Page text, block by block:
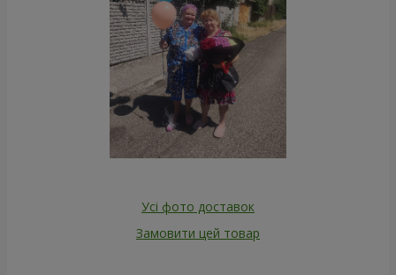
Усі фото доставок
Замовити цей товар